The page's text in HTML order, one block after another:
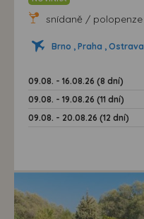
snídaně / polopenze
Brno , Praha , Ostrava
09.08. - 16.08.26 (8 dní)
09.08. - 19.08.26 (11 dní)
09.08. - 20.08.26 (12 dní)